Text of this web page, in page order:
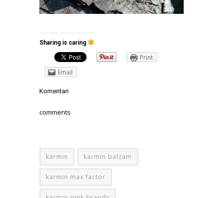
Sharing is caring
Print
Email
Komentari
comments
karmin karmin balzam
karmin max factor